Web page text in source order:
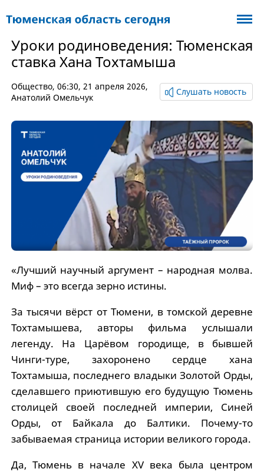
Уроки родиноведения: Тюменская
ставка Хана Тохтамыша
Общество, 06:30, 21 апреля 2026,
Анатолий Омельчук
Слушать новость
«Лучший научный аргумент – народная молва.
Миф – это всегда зерно истины.
За тысячи вёрст от Тюмени, в томской деревне
Тохтамышева, авторы фильма услышали
легенду. На Царёвом городище, в бывшей
Чинги-туре, захоронено сердце хана
Тохтамыша, последнего владыки Золотой Орды,
сделавшего приютившую его будущую Тюмень
столицей своей последней империи, Синей
Орды, от Байкала до Балтики. Почему-то
забываемая страница истории великого города.
Да, Тюмень в начале XV века была центром